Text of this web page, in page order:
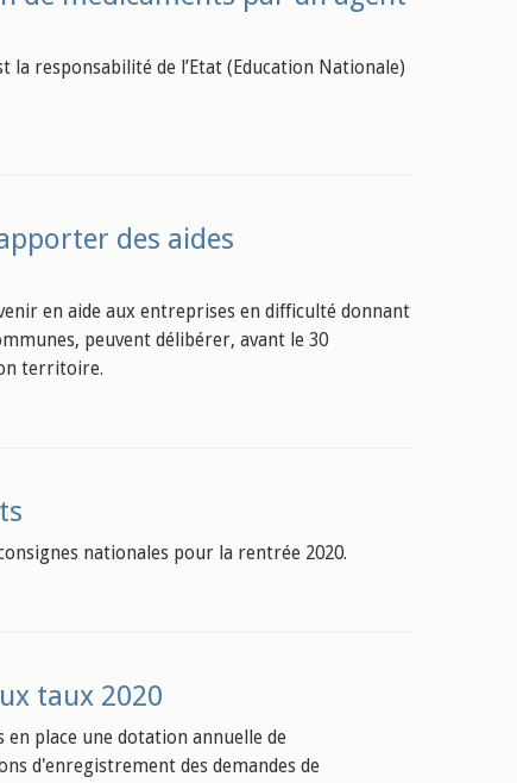
la responsabilité de l’Etat (Education Nationale)
des aides
en aide aux entreprises en difficulté donnant
peuvent délibérer, avant le 30
territoire.
nationales pour la rentrée 2020.
taux 2020
en place une dotation annuelle de
d'enregistrement des demandes de